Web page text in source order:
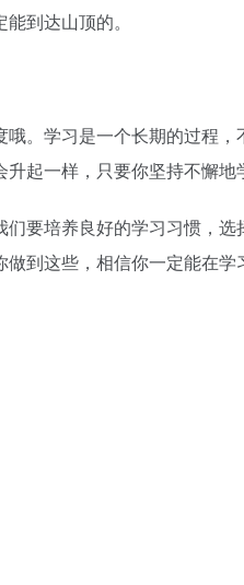
到达山顶的。
。学习是一个长期的过程
起一样，只要你坚持不懈地
要培养良好的学习习惯，
到这些，相信你一定能在学